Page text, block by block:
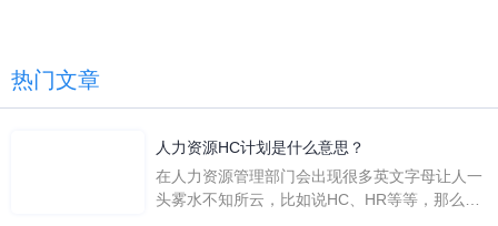
热门文章
人力资源HC计划是什么意思？
在人力资源管理部门会出现很多英文字母让人一
头雾水不知所云，比如说HC、HR等等，那么它